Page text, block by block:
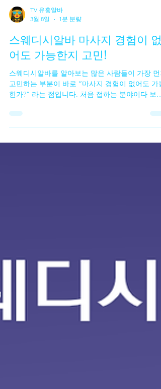
3월 8일
1분 분량
스웨디시알바 마사지 경험이 없
어도 가능한지 고민!
스웨디시알바를 알아보는 많은 사람들이 가장 먼
한가?” 라는 점입니다. 처음 접하는 분야이다 보니
험자를 우대한다는 내용도 있어서 초보자는 시작
스포츠 마사지와 달리 스웨디시알바 부드러운 오일